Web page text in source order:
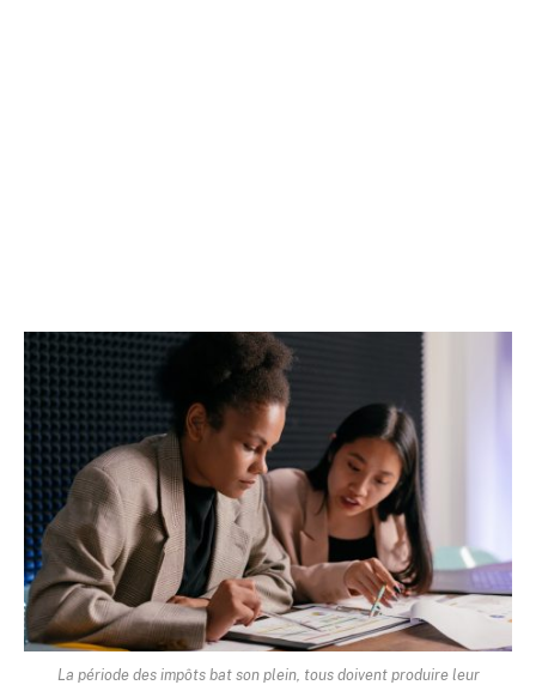
La période des impôts bat son plein, tous doivent produire leur